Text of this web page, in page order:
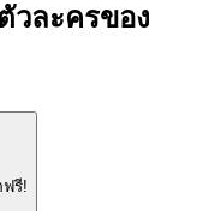
วละครของ
ฟรี!